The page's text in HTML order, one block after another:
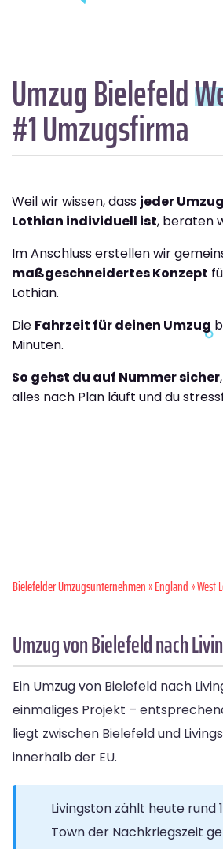
Umzug Bielefeld
#1 Umzugsfirma
Weil wir wissen, dass jeder
Lothian individuell ist, beraten
Im Anschluss erstellen wir
maßgeschneidertes Konzept
Lothian.
Die Fahrzeit für deinen Umzug
Minuten.
So gehst du auf Nummer sicher
alles nach Plan läuft und du
Bielefelder Umzugsunternehmen»England» West
Umzug von Bielefeld nach
Ein Umzug von Bielefeld nach
einmaliges Projekt –
liegt zwischen Bielefeld und
innerhalb der EU.
Livingston zählt heute rund
Town der Nachkriegszeit